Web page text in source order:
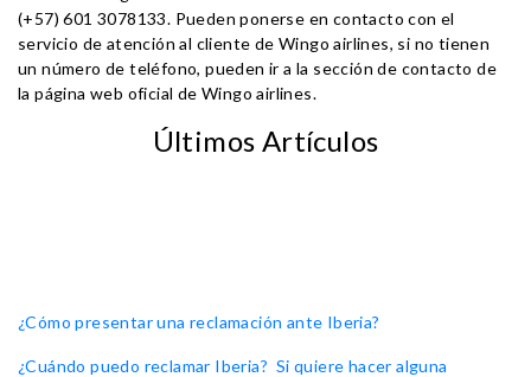
(+57) 601 3078133. Pueden ponerse en contacto con el
servicio de atención al cliente de Wingo airlines, si no tienen
un número de teléfono, pueden ir a la sección de contacto de
la página web oficial de Wingo airlines.
Últimos Artículos
¿Cómo presentar una reclamación ante Iberia?
¿Cuándo puedo reclamar Iberia? Si quiere hacer alguna